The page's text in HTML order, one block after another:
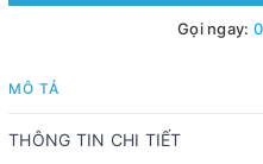
Gọi ngay:
MÔ TẢ
THÔNG TIN CHI TIẾT